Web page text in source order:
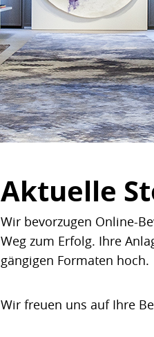
Aktuelle
Wir bevorzugen Online-
Weg zum Erfolg. Ihre
gängigen Formaten hoch.
Wir freuen uns auf Ihre